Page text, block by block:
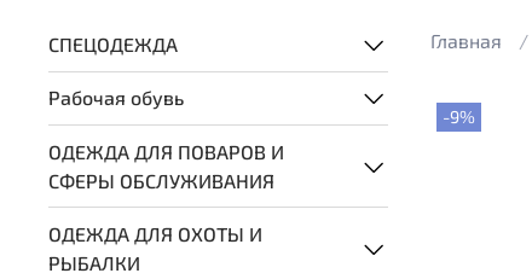
Главная
-9%
СПЕЦОДЕЖДА
Рабочая обувь
ОДЕЖДА ДЛЯ ПОВАРОВ И
СФЕРЫ ОБСЛУЖИВАНИЯ
ОДЕЖДА ДЛЯ ОХОТЫ И
РЫБАЛКИ